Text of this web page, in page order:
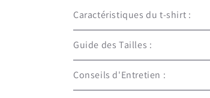
Caractéristiques du t-shirt :
Guide des Tailles :
Conseils d'Entretien :